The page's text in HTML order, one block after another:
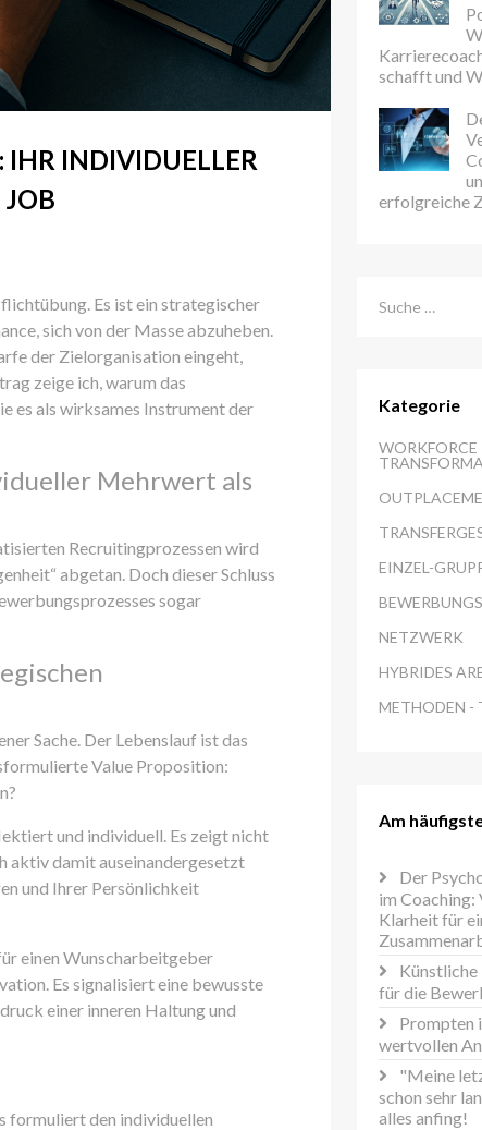
IHR INDIVIDUELLER
Es ist ein strategischer
sich von der Masse abzuheben.
der Zielorganisation eingeht,
zeige ich, warum das
es als wirksames Instrument der
Mehrwert als
Recruitingprozessen wird
abgetan. Doch dieser Schluss
sogar
Sache. Der Lebenslauf ist das
Value Proposition:
und individuell. Es zeigt nicht
aktiv damit auseinandergesetzt
und Ihrer Persönlichkeit
einen Wunscharbeitgeber
Es signalisiert eine bewusste
einer inneren Haltung und
formuliert den individuellen
schafft und
erfolgreiche
Kategorie
WORKFORCE
EINZEL-
NETZWERK
HYBRIDES
METHODEN -
Am
Der
im Coaching:
Klarheit für
für die
Prompten
wertvollen
"Meine
schon sehr
alles anfing!